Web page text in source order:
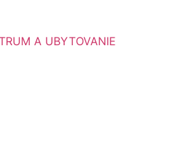
A UBYTOVANIE